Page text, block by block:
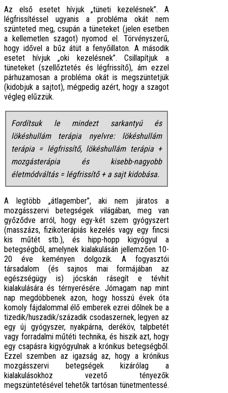
Az első esetet hívjuk „tüneti kezelésnek”. A
légfrissítéssel ugyanis a probléma okát nem
szünteted meg, csupán a tüneteket (jelen esetben
a kellemetlen szagot) nyomod el. Törvényszerű,
hogy idővel a bűz átüt a fenyőillaton. A második
esetet hívjuk „oki kezelésnek”. Csillapítjuk a
tüneteket (szellőztetés és légfrissítő), ám ezzel
párhuzamosan a probléma okát is megszüntetjük
(kidobjuk a sajtot), mégpedig azért, hogy a szagot
végleg elűzzük.
Fordítsuk le mindezt sarkantyú és
lökéshullám terápia nyelvre: lökéshullám
terápia = légfrissítő, lökéshullám terápia +
mozgásterápia és kisebb-nagyobb
életmódváltás = légfrissítő + a sajt kidobása.
A legtöbb „átlagember”, aki nem járatos a
mozgásszervi betegségek világában, meg van
győződve arról, hogy egy-két szem gyógyszert
(masszázs, fizikoterápiás kezelés vagy egy fincsi
kis műtét stb.), és hipp-hopp kigyógyul a
betegségből, amelynek kialakulásán jellemzően 10-
20 éve keményen dolgozik. A fogyasztói
társadalom (és sajnos mai formájában az
egészségügy is) jócskán rásegít e tévhit
kialakulására és térnyerésére. Jómagam nap mint
nap megdöbbenek azon, hogy hosszú évek óta
komoly fájdalommal élő emberek ezrei dőlnek be a
tizedik/huszadik/századik csodaszernek, legyen az
egy új gyógyszer, nyakpárna, deréköv, talpbetét
vagy forradalmi műtéti technika, és hiszik azt, hogy
egy csapásra kigyógyulnak a krónikus betegségből.
Ezzel szemben az igazság az, hogy a krónikus
mozgásszervi betegségek kizárólag a
kialakulásokhoz vezető tényezők
megszüntetésével tehetők tartósan tünetmentessé.